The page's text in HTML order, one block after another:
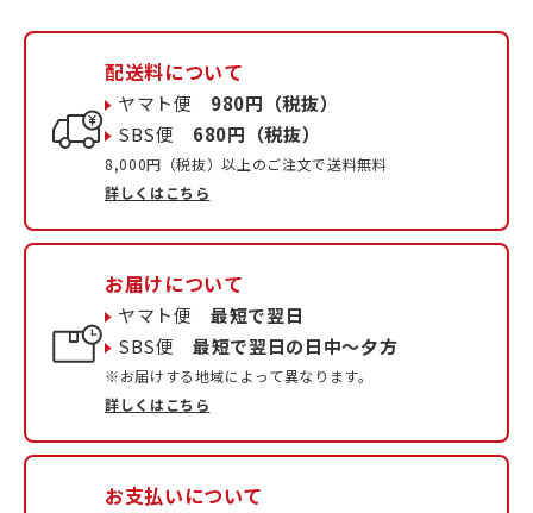
配送料について
ヤマト便 980円（税抜）
SBS便 680円（税抜）
8,000円（税抜）以上のご注文で送料無料
詳しくはこちら
お届けについて
ヤマト便最短で翌日
SBS便最短で翌日の日中〜夕方
※お届けする地域によって異なります。
詳しくはこちら
お支払いについて